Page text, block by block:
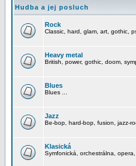
Hudba a jej posluch
Rock
Classic, hard, glam, art, gothic,
Heavy metal
British, power, gothic, doom,
Blues
Blues ...
Jazz
Be-bop, hard-bop, fusion, jazz-
Klasická
Symfonická, orchestrálna,